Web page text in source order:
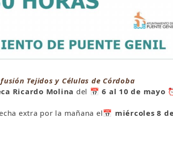
Tejidos y Células de Córdoba
Ricardo Molina del 📅 6 al 10 de mayo
extra por la mañana el📅 miércoles 8